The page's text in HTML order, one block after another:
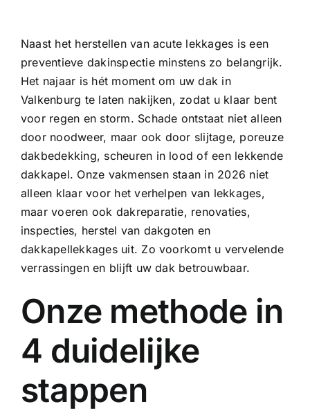
Naast het herstellen van acute lekkages is een
preventieve dakinspectie minstens zo belangrijk.
Het najaar is hét moment om uw dak in
Valkenburg te laten nakijken, zodat u klaar bent
voor regen en storm. Schade ontstaat niet alleen
door noodweer, maar ook door slijtage, poreuze
dakbedekking, scheuren in lood of een lekkende
dakkapel. Onze vakmensen staan in 2026 niet
alleen klaar voor het verhelpen van lekkages,
maar voeren ook dakreparatie, renovaties,
inspecties, herstel van dakgoten en
dakkapellekkages uit. Zo voorkomt u vervelende
verrassingen en blijft uw dak betrouwbaar.
Onze methode in
4 duidelijke
stappen